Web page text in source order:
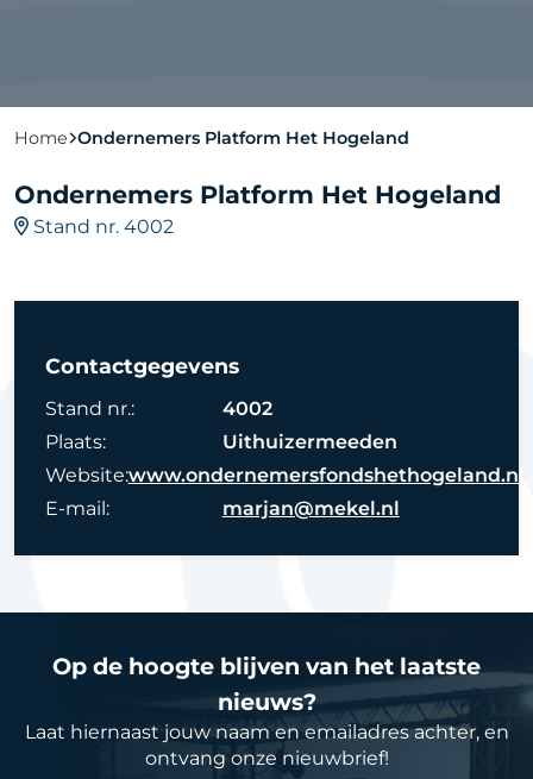
Home Ondernemers Platform Het Hogeland
Ondernemers Platform Het Hogeland
Stand nr. 4002
Contactgegevens
Stand nr.:
4002
Plaats:
Uithuizermeeden
Website:www.ondernemersfondshethogeland.nl
E-mail:
marjan@mekel.nl
Op de hoogte blijven van het laatste
nieuws?
Laat hiernaast jouw naam en emailadres achter, en
ontvang onze nieuwbrief!